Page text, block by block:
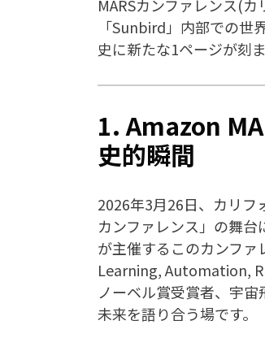
MARSカンファレンス(
「Sunbird」内部での
史に新たな1ページが刻
1. Amazon
史的瞬間
2026年3月26日、カリフ
カンファレンス」の舞
が主催するこのカンフ
Learning, Automation,
ノーベル賞受賞者、宇
未来を語り合う場です。